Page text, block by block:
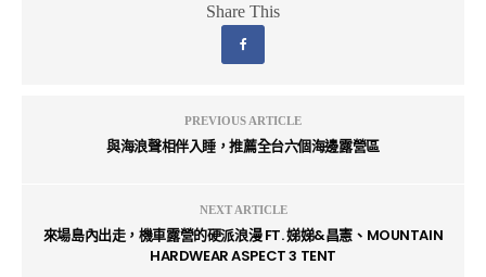
Share This
PREVIOUS ARTICLE
與海浪聲相伴入睡，推薦全台六個海邊露營區
NEXT ARTICLE
來場島內出走，機車露營的硬派浪漫 FT. 娣娣&昌憲、MOUNTAIN
HARDWEAR ASPECT 3 TENT